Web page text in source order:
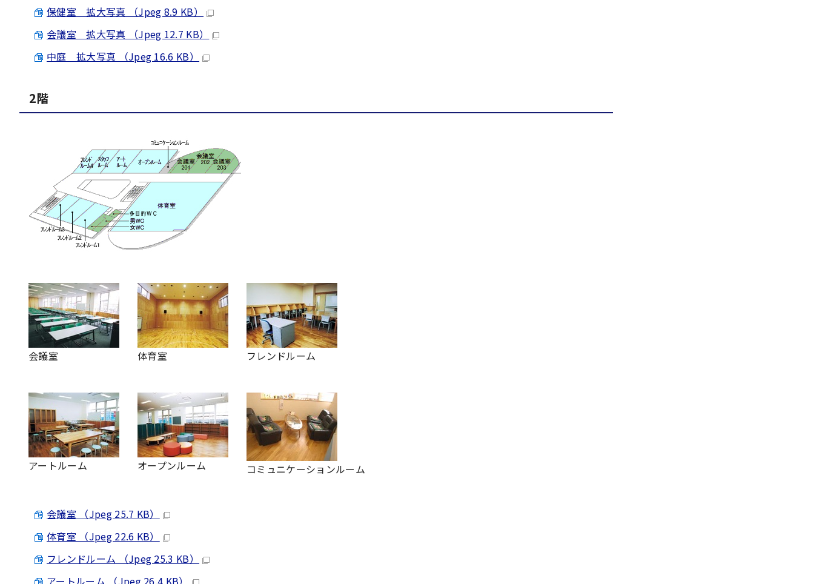
保健室 拡大写真 （Jpeg 8.9 KB）
会議室 拡大写真 （Jpeg 12.7 KB）
中庭 拡大写真 （Jpeg 16.6 KB）
2階
会議室 体育室 フレンドルーム
アートルーム オープンルーム コミュニケーションルーム
会議室 （Jpeg 25.7 KB）
体育室 （Jpeg 22.6 KB）
フレンドルーム （Jpeg 25.3 KB）
アートルーム （Jpeg 26.4 KB）